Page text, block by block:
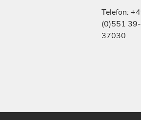
Telefon:
(0)551 39-
37030